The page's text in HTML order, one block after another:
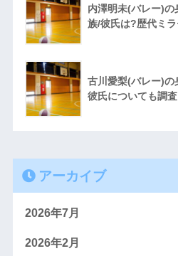
内澤明未(バレー)
族/彼氏は?歴代ミ
古川愛梨(バレー)
彼氏についても調
アーカイブ
2026年7月
2026年2月